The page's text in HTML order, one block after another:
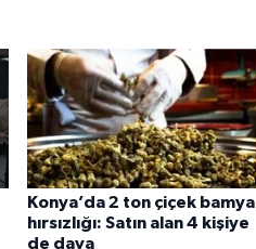
Konya’da 2 ton çiçek bamya
hırsızlığı: Satın alan 4 kişiye
de dava